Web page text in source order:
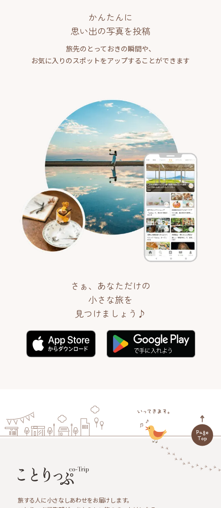
かんたんに
思い出の写真を投稿
旅先のとっておきの瞬間や、
お気に入りのスポットをアップすることができます
さぁ、あなただけの
小さな旅を
見つけましょう♪
旅する人に小さなしあわせをお届けします。